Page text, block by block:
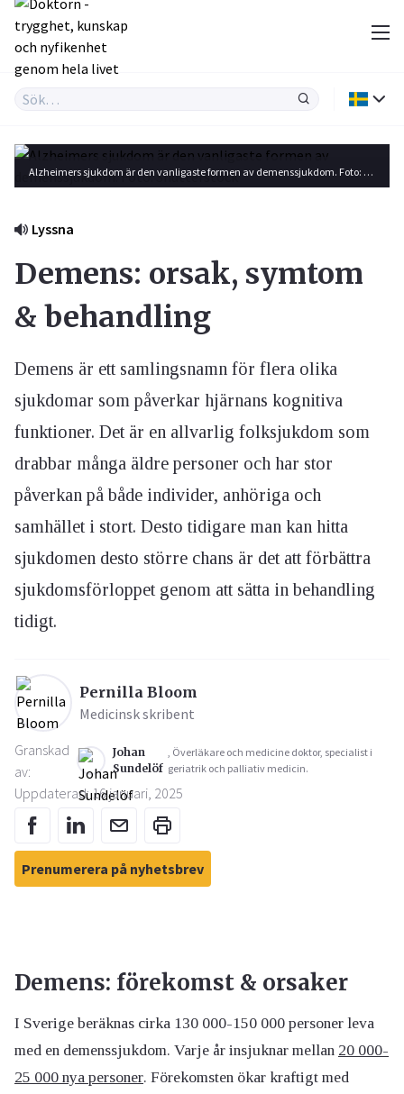
Alzheimers sjukdom är den vanligaste formen av demenssjukdom. Foto: Shutterstock
Lyssna
Demens: orsak, symtom
& behandling
Demens är ett samlingsnamn för flera olika
sjukdomar som påverkar hjärnans kognitiva
funktioner. Det är en allvarlig folksjukdom som
drabbar många äldre personer och har stor
påverkan på både individer, anhöriga och
samhället i stort. Desto tidigare man kan hitta
sjukdomen desto större chans är det att förbättra
sjukdomsförloppet genom att sätta in behandling
tidigt.
Pernilla Bloom
Medicinsk skribent
Granskad
av:
Johan
Sundelöf
, Överläkare och medicine doktor, specialist i
geriatrik och palliativ medicin.
Uppdaterad: 16 januari, 2025
Prenumerera på nyhetsbrev
Demens: förekomst & orsaker
I Sverige beräknas cirka 130 000-150 000 personer leva
med en demenssjukdom. Varje år insjuknar mellan 20 000-
25 000 nya personer. Förekomsten ökar kraftigt med